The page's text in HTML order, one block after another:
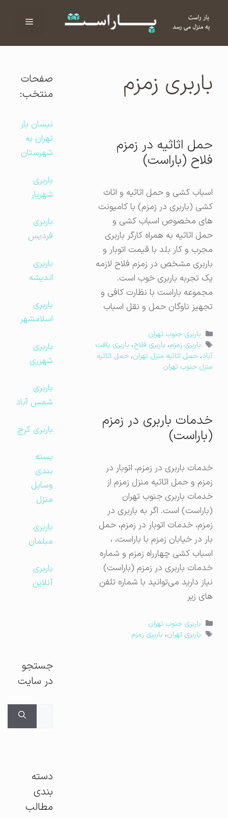
فهرست
باربری زمزم
حمل اثاثیه در زمزم
فلاح (باراست)
اسباب کشی و حمل اثاثیه و اثاث
کشی (باربری در زمزم) با کامیونت
های مخصوص اسباب کشی و
حمل اثاثیه به همراه کارگر باربری
مجرب و کار بلد با قیمت اتوبار و
باربری مشخص در زمزم فلاح لازمه
یک تجربه باربری خوب است.
مجموعه باراست با نظارت کافی و
تجهیز ناوگان حمل و نقل اسباب
دسته‌ها
باربری جنوب تهران
برچسب‌ها
باربری زمزم ،باربری فلاح ،باربری یافت
حمل اثاثیه منزل تهران ،حمل اثاثیه
منزل جنوب تهران
خدمات باربری در زمزم
(باراست)
خدمات باربری در زمزم، اتوبار در
زمزم و حمل اثاثیه منزل زمزم از
خدمات باربری جنوب تهران
(باراست) است. اگر به باربری در
زمزم، خدمات اتوبار در زمزم، حمل
بار در خیابان زمزم با باراست، ،
اسباب کشی چهارراه زمزم و شماره
خدمات باربری در زمزم (باراست)
نیاز دارید می‌توانید با شماره تلفن
های زیر
دسته‌ها
باربری جنوب تهران
برچسب‌ها
باربری تهران ،باربری زمزم
صفحات
منتخب:
نیسان بار
تهران به
شهرستان
باربری
شهریار
باربری
فردیس
باربری
اندیشه
باربری
اسلامشهر
باربری
شهرری
باربری
شمس آباد
باربری کرج
بسته
بندی
وسایل
منزل
باربری
مبلمان
باربری
آنلاین
جستجو
در سایت
دسته
بندی
مطالب